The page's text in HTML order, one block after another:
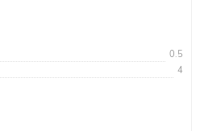
0.5
4